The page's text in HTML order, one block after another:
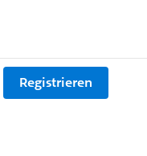
Registrieren